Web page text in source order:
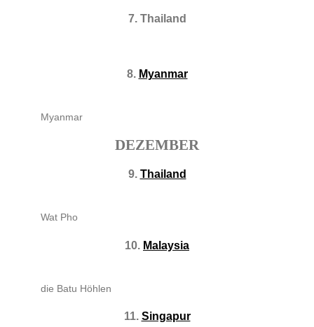
7. Thailand
8. Myanmar
Myanmar
DEZEMBER
9. Thailand
Wat Pho
10. Malaysia
die Batu Höhlen
11. Singapur